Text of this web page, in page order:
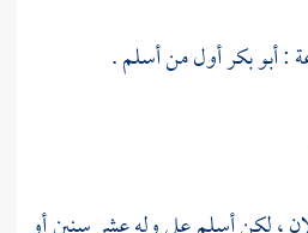
:أبو بكرأول من أسلم .